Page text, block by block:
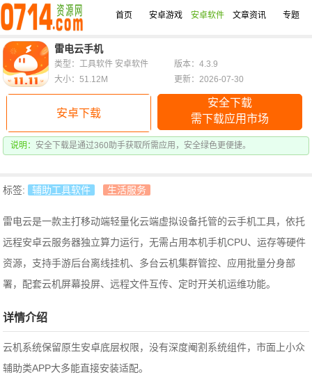
首页 安卓游戏 安卓软件 文章资讯 专题
雷电云手机
安卓下载
安全下载
需下载应用市场
说明： 安全下载是通过360助手获取所需应用，安全绿色更便捷。
类型：工具软件 安卓软件
版本：4.3.9
大小：51.12M
更新：2026-07-30
标签: 辅助工具软件 生活服务
雷电云是一款主打移动端轻量化云端虚拟设备托管的云手机工具，依托
远程安卓云服务器独立算力运行，无需占用本机手机CPU、运存等硬件
资源，支持手游后台离线挂机、多台云机集群管控、应用批量分身部
署，配套云机屏幕投屏、远程文件互传、定时开关机运维功能。
详情介绍
云机系统保留原生安卓底层权限，没有深度阉割系统组件，市面上小众
辅助类APP大多能直接安装适配。